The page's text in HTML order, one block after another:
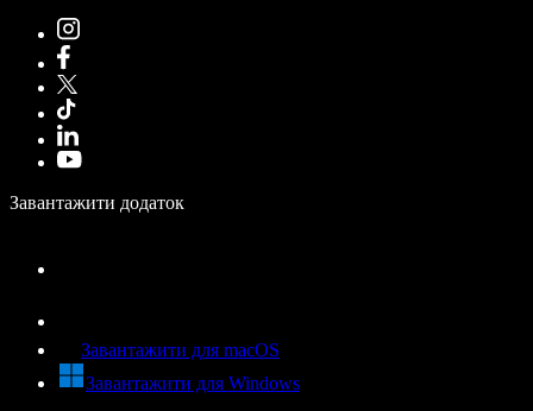
Завантажити додаток
Завантажити для macOS
Завантажити для Windows